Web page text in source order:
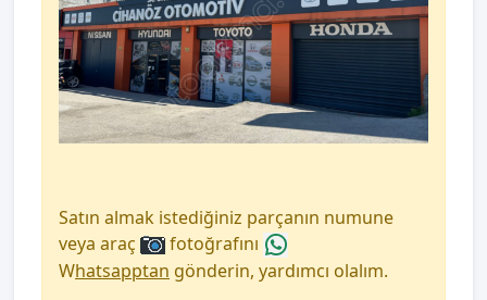
Satın almak istediğiniz parçanın numune
veya araç
fotoğrafını
Whatsapptan gönderin, yardımcı olalım.